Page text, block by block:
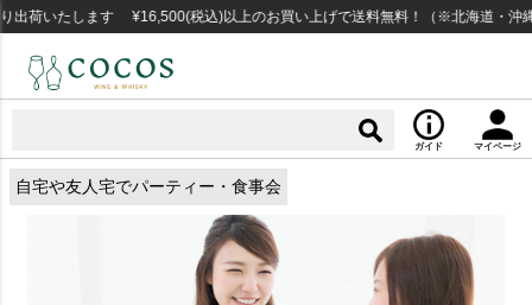
いたします ¥16,500(税込)以上のお買い上げで送料無料！（※北海道・沖縄な
ガイド マイページ
自宅や友人宅でパーティー・食事会